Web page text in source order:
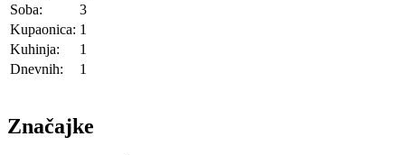
Soba:
3
Kupaonica: 1
Kuhinja:
1
Dnevnih:
1
Značajke